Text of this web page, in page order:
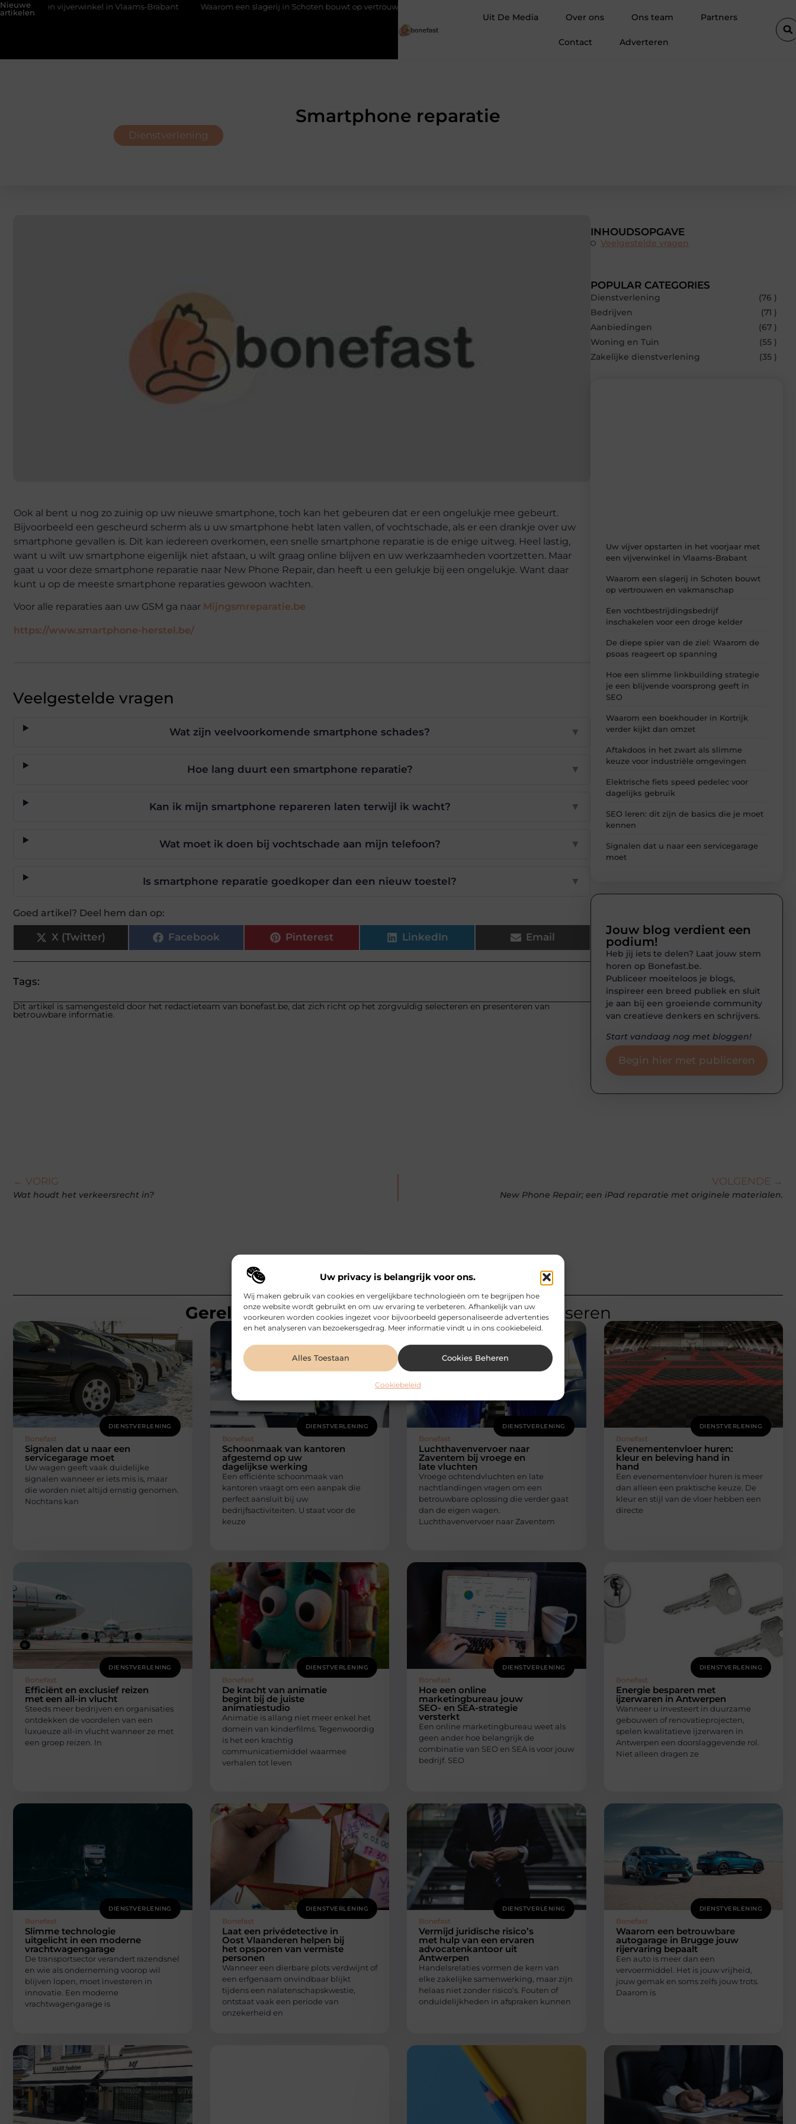
Uw privacy is belangrijk voor ons.
Wij maken gebruik van cookies en vergelijkbare technologieën om te begrijpen hoe
onze website wordt gebruikt en om uw ervaring te verbeteren. Afhankelijk van uw
voorkeuren worden cookies ingezet voor bijvoorbeeld gepersonaliseerde advertenties
en het analyseren van bezoekersgedrag. Meer informatie vindt u in ons cookiebeleid.
Alles Toestaan Cookies Beheren
Cookiebeleid
Nieuwe
artikelen
in Vlaams-Brabant Waarom een slagerij in Schoten bouwt op vertrouwen en vakmanschap
Uit De Media Over ons Ons team Partners
Contact Adverteren
Smartphone reparatie
Dienstverlening
Ook al bent u nog zo zuinig op uw nieuwe smartphone, toch kan het gebeuren dat er een ongelukje mee gebeurt.
Bijvoorbeeld een gescheurd scherm als u uw smartphone hebt laten vallen, of vochtschade, als er een drankje over uw
smartphone gevallen is. Dit kan iedereen overkomen, een snelle smartphone reparatie is de enige uitweg. Heel lastig,
want u wilt uw smartphone eigenlijk niet afstaan, u wilt graag online blijven en uw werkzaamheden voortzetten. Maar
gaat u voor deze smartphone reparatie naar New Phone Repair, dan heeft u een gelukje bij een ongelukje. Want daar
kunt u op de meeste smartphone reparaties gewoon wachten.
Voor alle reparaties aan uw GSM ga naar Mijngsmreparatie.be
https://www.smartphone-herstel.be/
Veelgestelde vragen
Wat zijn veelvoorkomende smartphone schades? ▼
Hoe lang duurt een smartphone reparatie? ▼
Kan ik mijn smartphone repareren laten terwijl ik wacht? ▼
Wat moet ik doen bij vochtschade aan mijn telefoon? ▼
Is smartphone reparatie goedkoper dan een nieuw toestel? ▼
Goed artikel? Deel hem dan op:
X (Twitter) Facebook Pinterest LinkedIn Email
Tags:
Dit artikel is samengesteld door het redactieteam van bonefast.be, dat zich richt op het zorgvuldig selecteren en presenteren van
betrouwbare informatie.
INHOUDSOPGAVE
Veelgestelde vragen
POPULAR CATEGORIES
Dienstverlening
(76 )
Bedrijven
(71 )
Aanbiedingen
(67 )
Woning en Tuin
(55 )
Zakelijke dienstverlening
(35 )
Uw vijver opstarten in het voorjaar met
een vijverwinkel in Vlaams-Brabant
Waarom een slagerij in Schoten bouwt
op vertrouwen en vakmanschap
Een vochtbestrijdingsbedrijf
inschakelen voor een droge kelder
De diepe spier van de ziel: Waarom de
psoas reageert op spanning
Hoe een slimme linkbuilding strategie
je een blijvende voorsprong geeft in
SEO
Waarom een boekhouder in Kortrijk
verder kijkt dan omzet
Aftakdoos in het zwart als slimme
keuze voor industriële omgevingen
Elektrische fiets speed pedelec voor
dagelijks gebruik
SEO leren: dit zijn de basics die je moet
kennen
Signalen dat u naar een servicegarage
moet
Jouw blog verdient een
podium!
Heb jij iets te delen? Laat jouw stem
horen op Bonefast.be.
Publiceer moeiteloos je blogs,
inspireer een breed publiek en sluit
je aan bij een groeiende community
van creatieve denkers en schrijvers.
Start vandaag nog met bloggen!
Begin hier met publiceren
← VORIG
Wat houdt het verkeersrecht in?
VOLGENDE →
New Phone Repair; een iPad reparatie met originele materialen.
Gerelateerde artikelendie u mogelijk interesseren
DIENSTVERLENING
Bonefast
Signalen dat u naar een
servicegarage moet
Uw wagen geeft vaak duidelijke
signalen wanneer er iets mis is, maar
die worden niet altijd ernstig genomen.
Nochtans kan
DIENSTVERLENING
Bonefast
Schoonmaak van kantoren
afgestemd op uw
dagelijkse werking
Een efficiënte schoonmaak van
kantoren vraagt om een aanpak die
perfect aansluit bij uw
bedrijfsactiviteiten. U staat voor de
keuze
DIENSTVERLENING
Bonefast
Luchthavenvervoer naar
Zaventem bij vroege en
late vluchten
Vroege ochtendvluchten en late
nachtlandingen vragen om een
betrouwbare oplossing die verder gaat
dan de eigen wagen.
Luchthavenvervoer naar Zaventem
DIENSTVERLENING
Bonefast
Evenementenvloer huren:
kleur en beleving hand in
hand
Een evenementenvloer huren is meer
dan alleen een praktische keuze. De
kleur en stijl van de vloer hebben een
directe
DIENSTVERLENING
Bonefast
Efficiënt en exclusief reizen
met een all-in vlucht
Steeds meer bedrijven en organisaties
ontdekken de voordelen van een
luxueuze all-in vlucht wanneer ze met
een groep reizen. In
DIENSTVERLENING
Bonefast
De kracht van animatie
begint bij de juiste
animatiestudio
Animatie is allang niet meer enkel het
domein van kinderfilms. Tegenwoordig
is het een krachtig
communicatiemiddel waarmee
verhalen tot leven
DIENSTVERLENING
Bonefast
Hoe een online
marketingbureau jouw
SEO- en SEA-strategie
versterkt
Een online marketingbureau weet als
geen ander hoe belangrijk de
combinatie van SEO en SEA is voor jouw
bedrijf. SEO
DIENSTVERLENING
Bonefast
Energie besparen met
ijzerwaren in Antwerpen
Wanneer u investeert in duurzame
gebouwen of renovatieprojecten,
spelen kwalitatieve ijzerwaren in
Antwerpen een doorslaggevende rol.
Niet alleen dragen ze
DIENSTVERLENING
Bonefast
Slimme technologie
uitgelicht in een moderne
vrachtwagengarage
De transportsector verandert razendsnel
en wie als onderneming voorop wil
blijven lopen, moet investeren in
innovatie. Een moderne
vrachtwagengarage is
DIENSTVERLENING
Bonefast
Laat een privédetective in
Oost Vlaanderen helpen bij
het opsporen van vermiste
personen
Wanneer een dierbare plots verdwijnt of
een erfgenaam onvindbaar blijkt
tijdens een nalatenschapskwestie,
ontstaat vaak een periode van
onzekerheid en
DIENSTVERLENING
Bonefast
Vermijd juridische risico’s
met hulp van een ervaren
advocatenkantoor uit
Antwerpen
Handelsrelaties vormen de kern van
elke zakelijke samenwerking, maar zijn
helaas niet zonder risico’s. Fouten of
onduidelijkheden in afspraken kunnen
DIENSTVERLENING
Bonefast
Waarom een betrouwbare
autogarage in Brugge jouw
rijervaring bepaalt
Een auto is meer dan een
vervoermiddel. Het is jouw vrijheid,
jouw gemak en soms zelfs jouw trots.
Daarom is